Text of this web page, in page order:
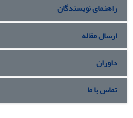
راهنمای نویسندگان
ارسال مقاله
داوران
تماس با ما